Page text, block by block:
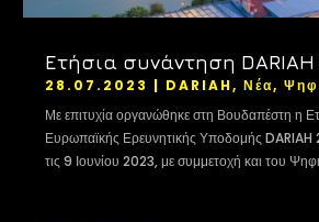
Ετήσια συνάντηση
28.07.2023 | DARIAH,Νέα,
Με επιτυχία οργανώθηκε στη Βουδαπέστη η
Ευρωπαϊκής Ερευνητικής Υποδομής DARIAH
τις 9 Ιουνίου 2023, με συμμετοχή και του